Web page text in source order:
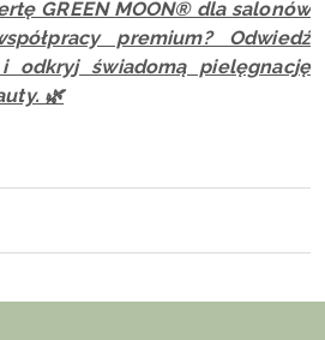
GREEN MOON® dla salonów
premium? Odwiedź
świadomą pielęgnację
🌿